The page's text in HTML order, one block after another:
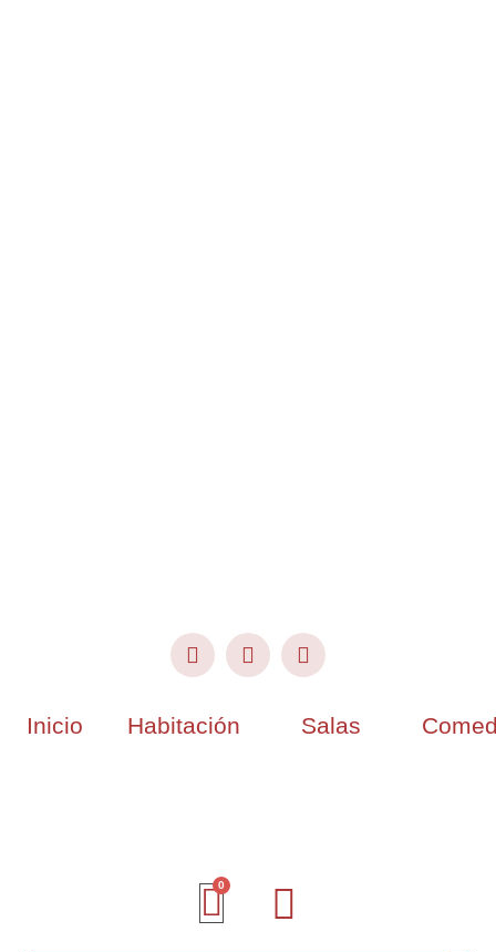
Inicio Habitación Salas